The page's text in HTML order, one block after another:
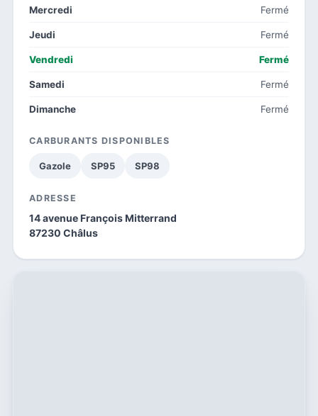
Mercredi Fermé
Jeudi Fermé
Vendredi Fermé
Samedi Fermé
Dimanche Fermé
CARBURANTS DISPONIBLES
Gazole SP95 SP98
ADRESSE
14 avenue François Mitterrand
87230 Châlus